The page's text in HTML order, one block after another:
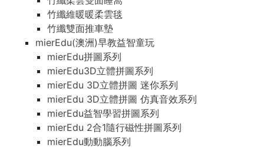
竹纖維暖暖柔雲毯
竹纖雙面推車墊
mierEdu(澳洲)早教益智童玩
mierEdu拼圖系列
mierEdu3D立體拼圖系列
mierEdu 3D立體拼圖 迷你系列
mierEdu 3D立體拼圖 仿真音效系列
mierEdu益智學習拼圖系列
mierEdu 2合1隨行磁性拼圖系列
mierEdu動動腦系列